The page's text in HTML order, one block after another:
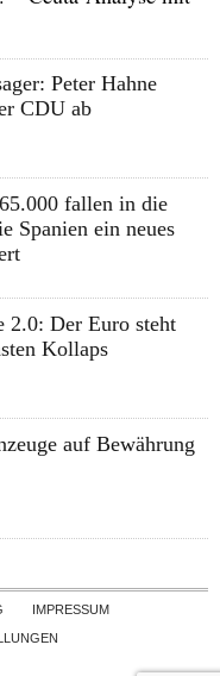
Peter Hahne
CDU ab
fallen in die
Spanien ein neues
2.0: Der Euro steht
Kollaps
auf Bewährung
contentIMPRESSUM